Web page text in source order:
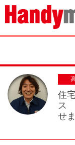
お風呂やキッチンの
住
ス
せ